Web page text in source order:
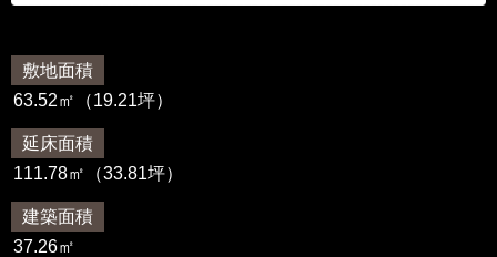
敷地面積
63.52㎡（19.21坪）
延床面積
111.78㎡（33.81坪）
建築面積
37.26㎡